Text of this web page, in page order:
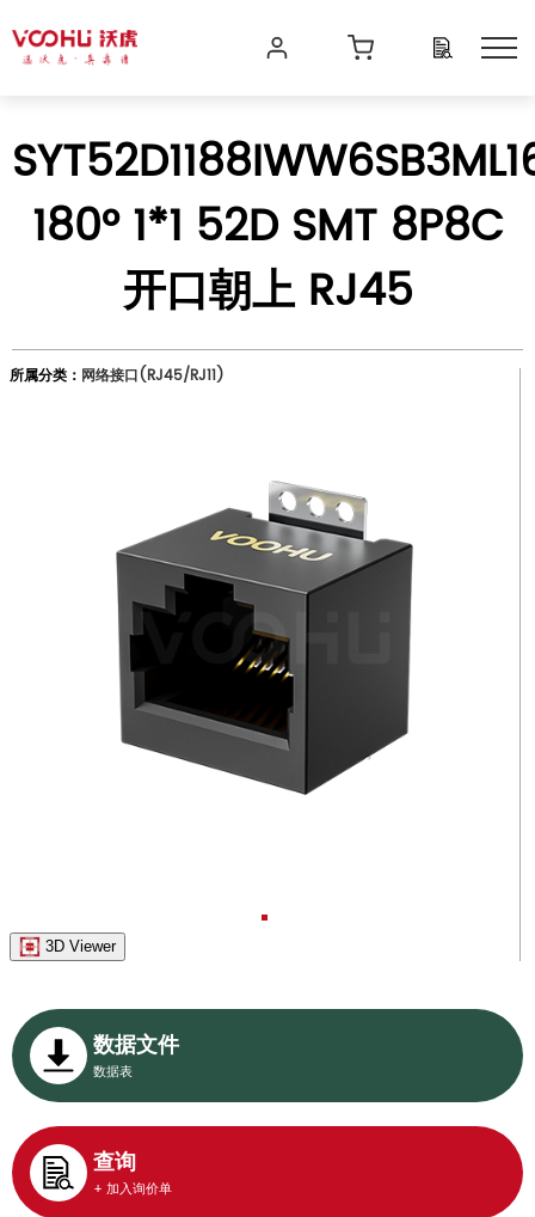
180° 1*1 52D SMT 8P8C
开口朝上 RJ45
所属分类： 网络接口(RJ45/RJ11)
3D Viewer
数据文件
数据表
查询
+ 加入询价单